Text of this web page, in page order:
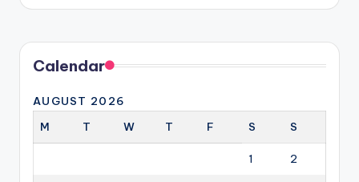
Calendar
AUGUST 2026
M
T W T F S S
1 2